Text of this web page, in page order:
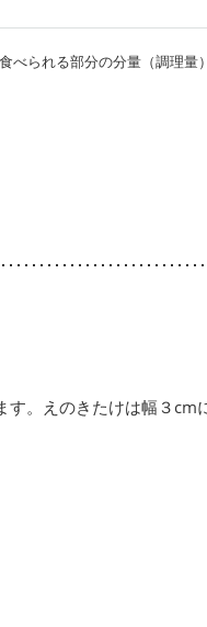
られる部分の分量（調理量
。えのきたけは幅３cm